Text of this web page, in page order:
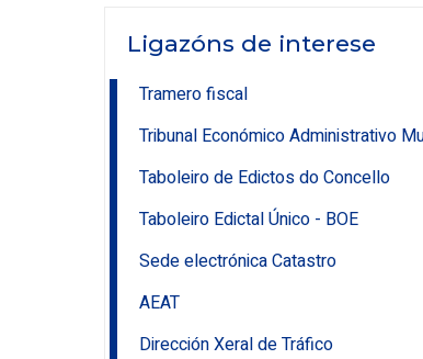
Ligazóns de interese
Tramero fiscal
Tribunal Económico Administrativo
Taboleiro de Edictos do Concello
Taboleiro Edictal Único - BOE
Sede electrónica Catastro
AEAT
Dirección Xeral de Tráfico